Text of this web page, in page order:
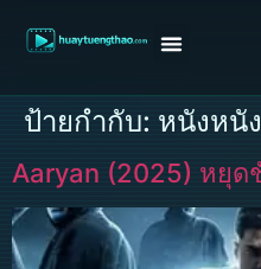
ป้ายกำกับ: หนังหนั
Aaryan (2025) หยุด